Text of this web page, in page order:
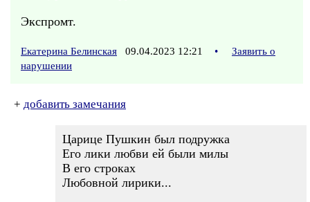
Экспромт.
Екатерина Белинская 09.04.2023 12:21 •
Заявить о
нарушении
+ добавить замечания
Царице Пушкин был подружка
Его лики любви ей были милы
В его строках
Любовной лирики...